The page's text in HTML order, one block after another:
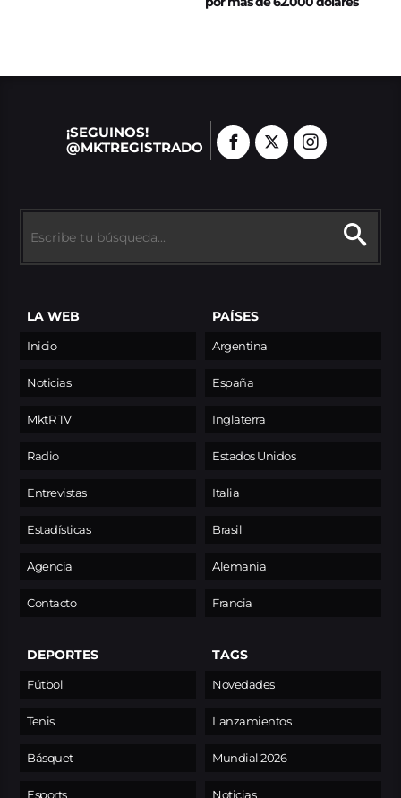
¡SEGUINOS!
@MKTREGISTRADO
LA WEB
Inicio
Noticias
MktR TV
Radio
Entrevistas
Estadísticas
Agencia
Contacto
PAÍSES
Argentina
España
Inglaterra
Estados Unidos
Italia
Brasil
Alemania
Francia
DEPORTES
Fútbol
Tenis
Básquet
Esports
TAGS
Novedades
Lanzamientos
Mundial 2026
Noticias